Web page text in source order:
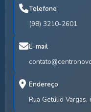
Telefone
(98) 3210-2601
E-mail
Endereço
Rua Getúlio Vargas,